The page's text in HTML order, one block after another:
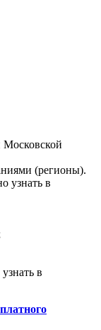
Московской
(регионы).
узнать в
в